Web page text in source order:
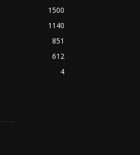
1500
1140
851
612
4